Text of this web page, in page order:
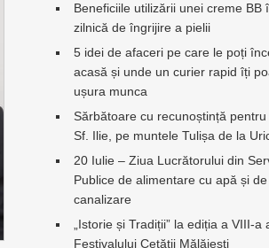
Beneficiile utilizării unei creme BB
zilnică de îngrijire a pielii
5 idei de afaceri pe care le poți
acasă și unde un curier rapid îți
ușura munca
Sărbătoare cu recunoștință
Sf. Ilie, pe muntele Tulișa de la
20 Iulie – Ziua Lucrătorului din
Publice de alimentare cu apă și de
canalizare
„Istorie și Tradiții” la ediția a VIII-a
Festivalului Cetății Mălăiești